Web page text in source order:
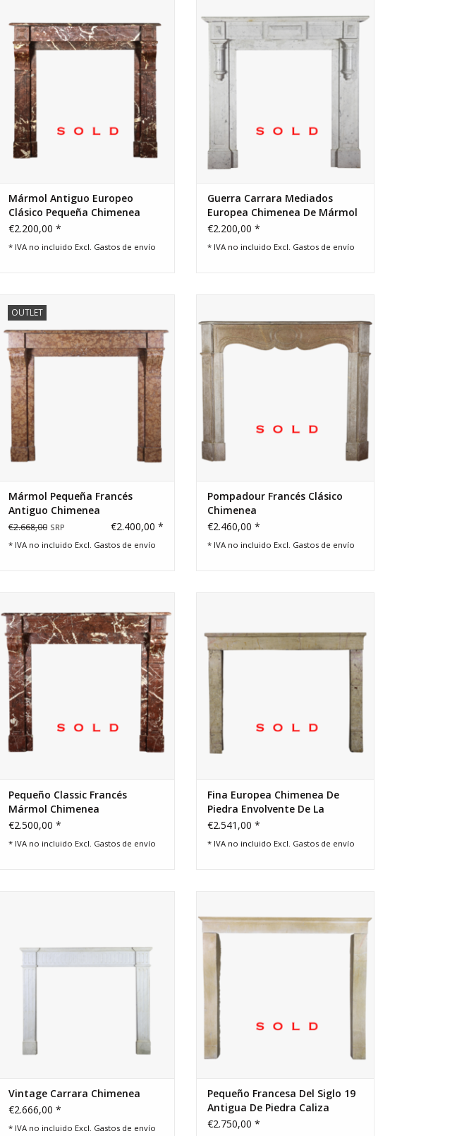
Mármol Antiguo Europeo
Clásico Pequeña Chimenea
€2.200,00 *
* IVA no incluido Excl. Gastos de envío
Carrara para los conceptos interiores
Europea.
Guerra Carrara Mediados
Europea Chimenea De Mármol
De Sonido Envolvente
€2.200,00 *
* IVA no incluido Excl. Gastos de envío
OUTLETchic y los interiores eclécticos.
AÑADIR A LA CESTA
Mármol Pequeña Francés
Antiguo Chimenea
€2.668,00 SRP €2.400,00 *
* IVA no incluido Excl. Gastos de envío
contemporáneos.
Pompadour Francés Clásico
Chimenea
€2.460,00 *
* IVA no incluido Excl. Gastos de envío
concepto interior ecléctica o moderno o
clásico francés.
Pequeño Classic Francés
Mármol Chimenea
€2.500,00 *
* IVA no incluido Excl. Gastos de envío
Fina Europea Chimenea De
Piedra Envolvente De La
Vendimia
€2.541,00 *
* IVA no incluido Excl. Gastos de envío
Vintage Carrara Chimenea
€2.666,00 *
* IVA no incluido Excl. Gastos de envío
Pequeño Francesa Del Siglo 19
Antigua De Piedra Caliza
Chimenea Surround
€2.750,00 *